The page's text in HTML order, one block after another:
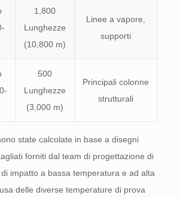
1,800
Lunghezze
(10,800 m)
Linee a vapore,
supporti
500
Lunghezze
(3,000 m)
Principali colonne
strutturali
state calcolate in base a disegni
forniti dal team di progettazione di
impatto a bassa temperatura e ad alta
delle diverse temperature di prova